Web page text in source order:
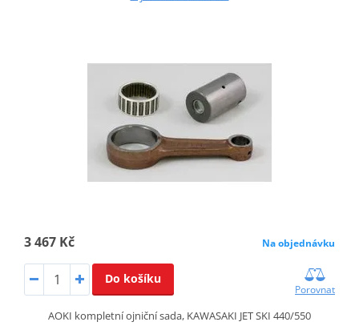
3 467 Kč Na objednávku
Do košíku
Porovnat
AOKI kompletní ojniční sada, KAWASAKI JET SKI 440/550